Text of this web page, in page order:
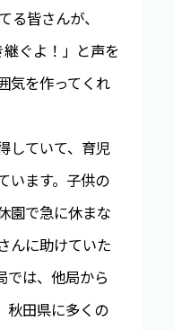
る皆さんが、
継ぐよ！」と声を
気を作ってくれ
していて、育児
います。子供の
園で急に休まな
んに助けていた
では、他局から
秋田県に多くの